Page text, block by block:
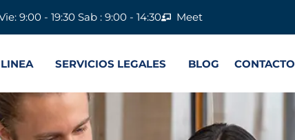
9:00 - 19:30 Sab : 9:00 - 14:30 Meet
SERVICIOS LEGALES BLOG CONTACTO